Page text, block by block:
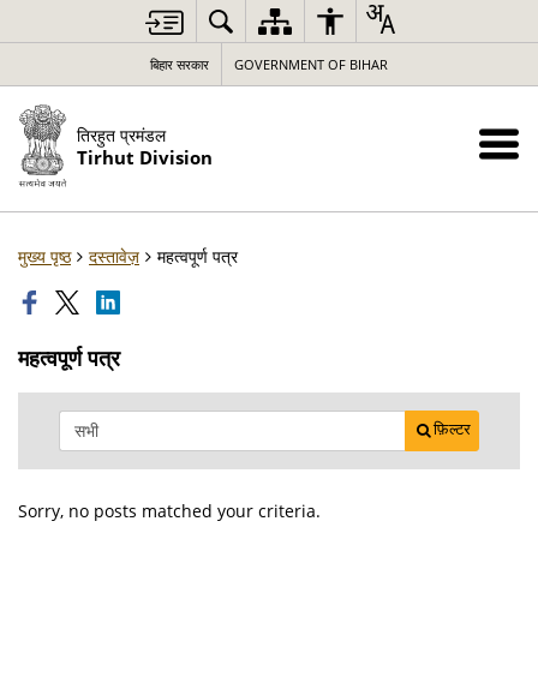
बिहार सरकार GOVERNMENT OF BIHAR
तिरहुत प्रमंडल
Tirhut Division
मुख्य पृष्ठ दस्तावेज़ महत्वपूर्ण पत्र
महत्वपूर्ण पत्र
फ़िल्टर
Sorry, no posts matched your criteria.